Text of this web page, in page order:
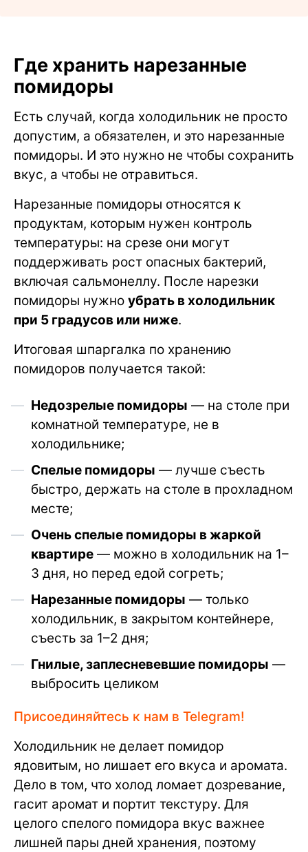
Где хранить нарезанные
помидоры
Есть случай, когда холодильник не просто
допустим, а обязателен, и это нарезанные
помидоры. И это нужно не чтобы сохранить
вкус, а чтобы не отравиться.
Нарезанные помидоры относятся к
продуктам, которым нужен контроль
температуры: на срезе они могут
поддерживать рост опасных бактерий,
включая сальмонеллу. После нарезки
помидоры нужно убрать в холодильник
при 5 градусов или ниже.
Итоговая шпаргалка по хранению
помидоров получается такой:
Недозрелые помидоры — на столе при
комнатной температуре, не в
холодильнике;
Спелые помидоры — лучше съесть
быстро, держать на столе в прохладном
месте;
Очень спелые помидоры в жаркой
квартире — можно в холодильник на 1–
3 дня, но перед едой согреть;
Нарезанные помидоры — только
холодильник, в закрытом контейнере,
съесть за 1–2 дня;
Гнилые, заплесневевшие помидоры —
выбросить целиком
Присоединяйтесь к нам в Telegram!
Холодильник не делает помидор
ядовитым, но лишает его вкуса и аромата.
Дело в том, что холод ломает дозревание,
гасит аромат и портит текстуру. Для
целого спелого помидора вкус важнее
лишней пары дней хранения, поэтому